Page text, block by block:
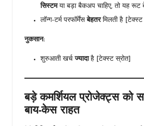
सिस्टमया बड़ा बैकअप चाहिए, तो यह रूट
लॉन्ग-टर्म परफॉर्मेंस बेहतरमिलती है [टेक्स्ट
नुकसान:
शुरुआती खर्च ज्यादाहै [टेक्स्ट स्रोत]
बड़े कमर्शियल प्रोजेक्ट्स को
बाय-केस राहत